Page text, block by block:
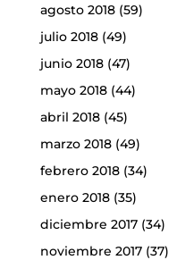
agosto 2018(59)
julio 2018(49)
junio 2018(47)
mayo 2018(44)
abril 2018(45)
marzo 2018(49)
febrero 2018(34)
enero 2018(35)
diciembre 2017(34)
noviembre 2017(37)